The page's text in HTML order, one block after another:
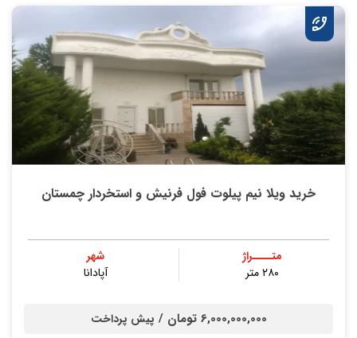
خرید ویلا نیم پیلوت فول فرنیش و استخردار چمستان
متــــراژ
۲۸۰ متر
شهر
آپادانا
6,000,000,000 تومان / پیش پرداخت